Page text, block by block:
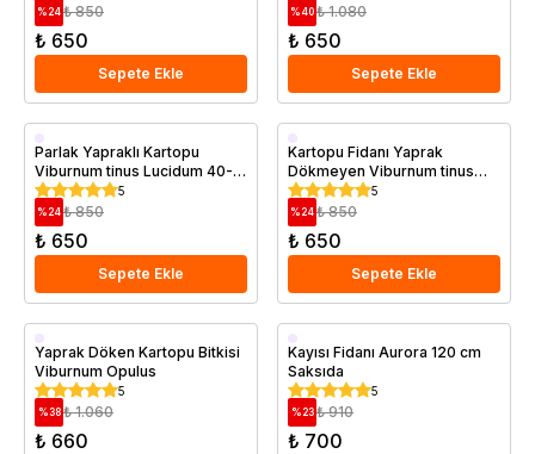
%24 ₺ 850
₺ 650
Sepete Ekle
%40 ₺ 1.080
₺ 650
Sepete Ekle
Saksıda
Parlak Yapraklı Kartopu
Viburnum tinus Lucidum 40-
60 cm Saksıda
5
%24 ₺ 850
₺ 650
Sepete Ekle
Saksıda
Kartopu Fidanı Yaprak
Dökmeyen Viburnum tinus
Eve Price 60 80 cm
5
%24 ₺ 850
₺ 650
Sepete Ekle
Saksıda
Yaprak Döken Kartopu Bitkisi
Viburnum Opulus
5
%38 ₺ 1.060
₺ 660
Aşılı
Erkenci
Saksıda
Kayısı Fidanı Aurora 120 cm
Saksıda
5
%23 ₺ 910
₺ 700